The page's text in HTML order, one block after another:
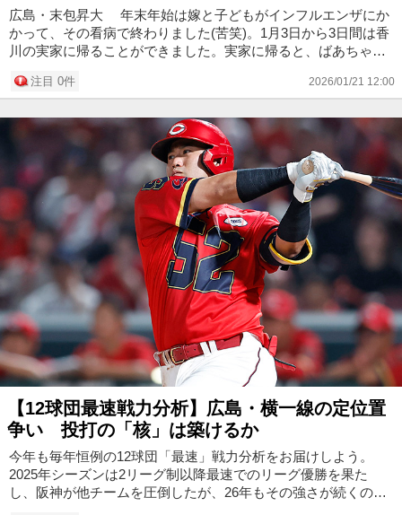
広島・末包昇大 年末年始は嫁と子どもがインフルエンザにか
かって、その看病で終わりました(苦笑)。1月3日から3日間は香
川の実家に帰ることができました。実家に帰ると、ばあちゃん
気にして食...
注目 0件 2026/01/21 12:00
【12球団最速戦力分析】広島・横一線の定位置
争い 投打の「核」は築けるか
今年も毎年恒例の12球団「最速」戦力分析をお届けしよう。
2025年シーズンは2リーグ制以降最速でのリーグ優勝を果た
し、阪神が他チームを圧倒したが、26年もその強さが続くのか